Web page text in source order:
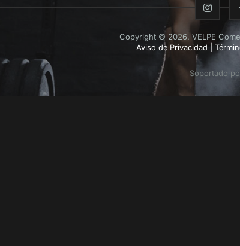
Copyright © 2026. VELPE
Aviso de Privacidad
Soportado